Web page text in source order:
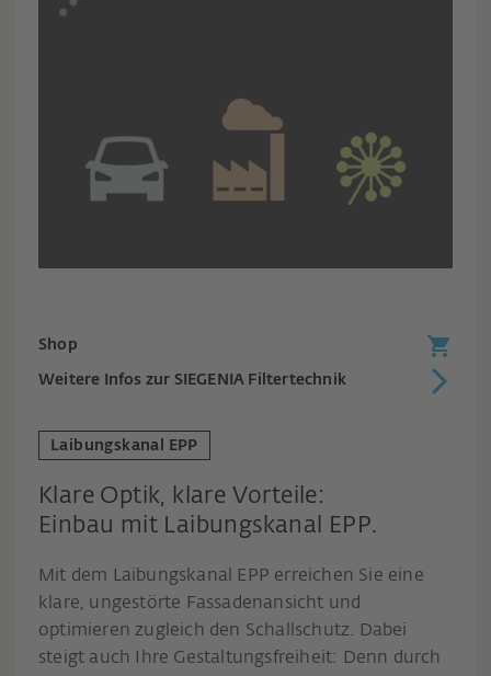
Shop
Weitere Infos zur SIEGENIA Filtertechnik
Laibungskanal EPP
Klare Optik, klare Vorteile:
Einbau mit Laibungskanal EPP.
Mit dem Laibungskanal EPP erreichen Sie eine
klare, ungestörte Fassadenansicht und
optimieren zugleich den Schallschutz. Dabei
steigt auch Ihre Gestaltungsfreiheit: Denn durch